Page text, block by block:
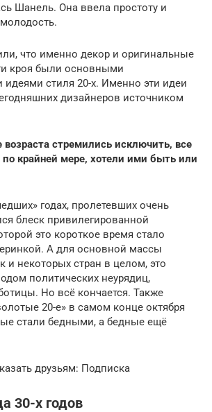
Шанель. Она ввела простоту и
что именно декор и оригинальные
кроя были основными
идеями стиля 20-х. Именно эти идеи
дизайнеров источником
стремились исключить, все
крайней мере, хотели ими быть или
годах, пролетевших очень
блеск привилегированной
это короткое время стало
А для основной массы
и некоторых стран в целом, это
политических неурядиц,
Но всё кончается. Также
20-е» в самом конце октября
стали бедными, а бедные ещё
друзьям: Подписка
30-х годов